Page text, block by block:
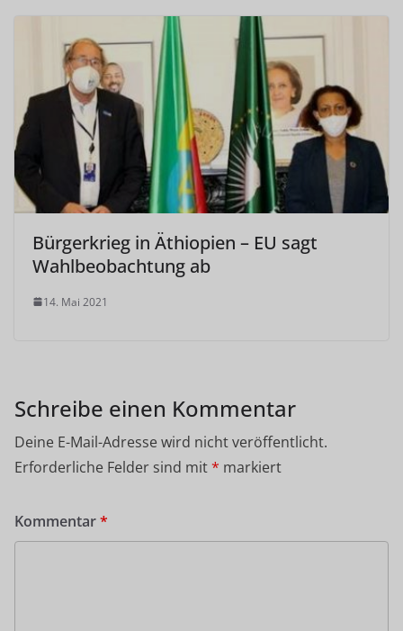
Bürgerkrieg in Äthiopien – EU sagt
Wahlbeobachtung ab
14. Mai 2021
Schreibe einen Kommentar
Deine E-Mail-Adresse wird nicht veröffentlicht.
Erforderliche Felder sind mit* markiert
Kommentar*